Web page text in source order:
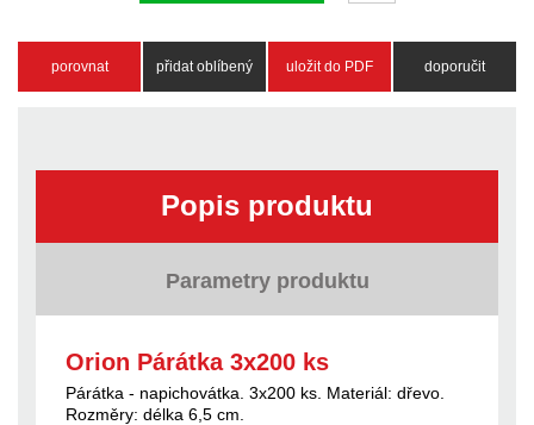
porovnat přidat oblíbený uložit do PDF doporučit
Popis produktu
Parametry produktu
Orion Párátka 3x200 ks
Párátka - napichovátka. 3x200 ks. Materiál: dřevo.
Rozměry: délka 6,5 cm.